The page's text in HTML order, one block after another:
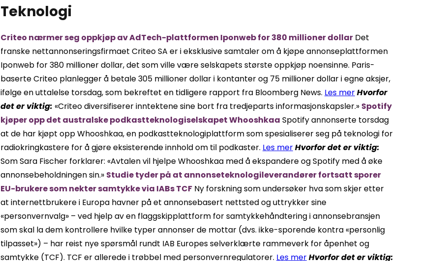
Teknologi
Criteo nærmer seg oppkjøp av AdTech-plattformen Iponweb for 380 millioner dollar Det
franske nettannonseringsfirmaet Criteo SA er i eksklusive samtaler om å kjøpe annonseplattformen
Iponweb for 380 millioner dollar, det som ville være selskapets største oppkjøp noensinne. Paris-
baserte Criteo planlegger å betale 305 millioner dollar i kontanter og 75 millioner dollar i egne aksjer,
ifølge en uttalelse torsdag, som bekreftet en tidligere rapport fra Bloomberg News. Les merHvorfor
deter viktig: «Criteo diversifiserer inntektene sine bort fra tredjeparts informasjonskapsler.» Spotify
kjøper opp det australske podkastteknologiselskapet Whooshkaa Spotify annonserte torsdag
at de har kjøpt opp Whooshkaa, en podkastteknologiplattform som spesialiserer seg på teknologi for
radiokringkastere for å gjøre eksisterende innhold om til podkaster. Les merHvorfor deter viktig:
Som Sara Fischer forklarer: «Avtalen vil hjelpe Whooshkaa med å ekspandere og Spotify med å øke
annonsebeholdningen sin.» Studie tyder på at annonseteknologileverandører fortsatt sporer
EU-brukere som nekter samtykke via IABs TCF Ny forskning som undersøker hva som skjer etter
at internettbrukere i Europa havner på et annonsebasert nettsted og uttrykker sine
«personvernvalg» – ved hjelp av en flaggskipplattform for samtykkehåndtering i annonsebransjen
som skal la dem kontrollere hvilke typer annonser de mottar (dvs. ikke-sporende kontra «personlig
tilpasset») – har reist nye spørsmål rundt IAB Europes selverklærte rammeverk for åpenhet og
samtykke (TCF). TCF er allerede i trøbbel med personvernregulatorer. Les merHvorfor deter viktig: